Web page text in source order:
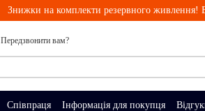
Знижки на комплекти резервного живлення!
Передзвонити вам?
Співпраця Інформація для покупця